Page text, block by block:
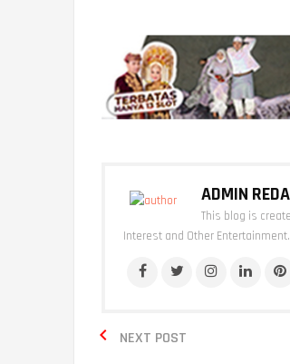
ADMIN
This blog is
Interest and Other Entertainment.
NEXT POST
